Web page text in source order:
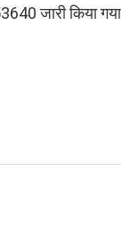
जारी किया